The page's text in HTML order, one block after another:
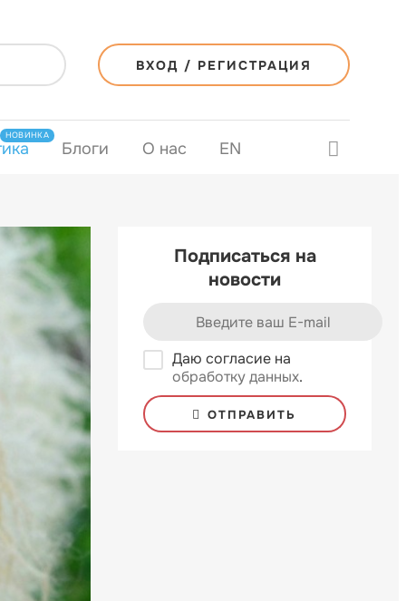
ВХОД / РЕГИСТРАЦИЯ
НОВИНКА
Блоги О нас EN
Подписаться на
новости
Даю согласие на
обработку данных.
ОТПРАВИТЬ